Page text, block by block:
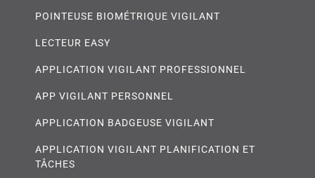
POINTEUSE BIOMÉTRIQUE VIGILANT
LECTEUR EASY
APPLICATION VIGILANT PROFESSIONNEL
APP VIGILANT PERSONNEL
APPLICATION BADGEUSE VIGILANT
APPLICATION VIGILANT PLANIFICATION ET
TÂCHES